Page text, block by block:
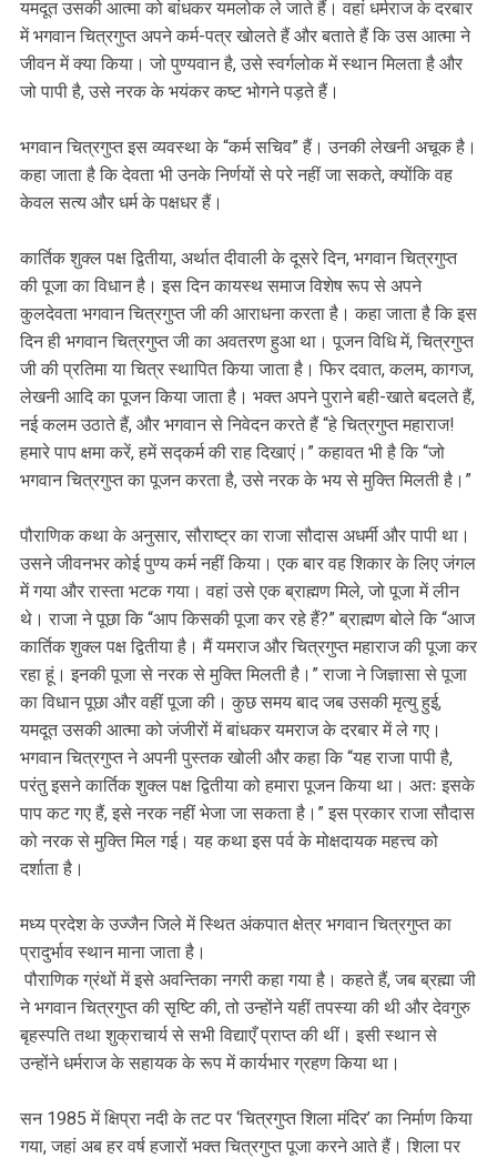
यमदूत उसकी आत्मा को बांधकर यमलोक ले जाते हैं। वहां धर्मराज के दरबार
में भगवान चित्रगुप्त अपने कर्म-पत्र खोलते हैं और बताते हैं कि उस आत्मा ने
जीवन में क्या किया। जो पुण्यवान है, उसे स्वर्गलोक में स्थान मिलता है और
जो पापी है, उसे नरक के भयंकर कष्ट भोगने पड़ते हैं।
भगवान चित्रगुप्त इस व्यवस्था के “कर्म सचिव” हैं। उनकी लेखनी अचूक है।
कहा जाता है कि देवता भी उनके निर्णयों से परे नहीं जा सकते, क्योंकि वह
केवल सत्य और धर्म के पक्षधर हैं।
कार्तिक शुक्ल पक्ष द्वितीया, अर्थात दीवाली के दूसरे दिन, भगवान चित्रगुप्त
की पूजा का विधान है। इस दिन कायस्थ समाज विशेष रूप से अपने
कुलदेवता भगवान चित्रगुप्त जी की आराधना करता है। कहा जाता है कि इस
दिन ही भगवान चित्रगुप्त जी का अवतरण हुआ था। पूजन विधि में, चित्रगुप्त
जी की प्रतिमा या चित्र स्थापित किया जाता है। फिर दवात, कलम, कागज,
लेखनी आदि का पूजन किया जाता है। भक्त अपने पुराने बही-खाते बदलते हैं,
नई कलम उठाते हैं, और भगवान से निवेदन करते हैं “हे चित्रगुप्त महाराज!
हमारे पाप क्षमा करें, हमें सद्कर्म की राह दिखाएं।” कहावत भी है कि “जो
भगवान चित्रगुप्त का पूजन करता है, उसे नरक के भय से मुक्ति मिलती है।”
पौराणिक कथा के अनुसार, सौराष्ट्र का राजा सौदास अधर्मी और पापी था।
उसने जीवनभर कोई पुण्य कर्म नहीं किया। एक बार वह शिकार के लिए जंगल
में गया और रास्ता भटक गया। वहां उसे एक ब्राह्मण मिले, जो पूजा में लीन
थे। राजा ने पूछा कि “आप किसकी पूजा कर रहे हैं?” ब्राह्मण बोले कि “आज
कार्तिक शुक्ल पक्ष द्वितीया है। मैं यमराज और चित्रगुप्त महाराज की पूजा कर
रहा हूं। इनकी पूजा से नरक से मुक्ति मिलती है।” राजा ने जिज्ञासा से पूजा
का विधान पूछा और वहीं पूजा की। कुछ समय बाद जब उसकी मृत्यु हुई,
यमदूत उसकी आत्मा को जंजीरों में बांधकर यमराज के दरबार में ले गए।
भगवान चित्रगुप्त ने अपनी पुस्तक खोली और कहा कि “यह राजा पापी है,
परंतु इसने कार्तिक शुक्ल पक्ष द्वितीया को हमारा पूजन किया था। अतः इसके
पाप कट गए हैं, इसे नरक नहीं भेजा जा सकता है।” इस प्रकार राजा सौदास
को नरक से मुक्ति मिल गई। यह कथा इस पर्व के मोक्षदायक महत्त्व को
दर्शाता है।
मध्य प्रदेश के उज्जैन जिले में स्थित अंकपात क्षेत्र भगवान चित्रगुप्त का
प्रादुर्भाव स्थान माना जाता है।
पौराणिक ग्रंथों में इसे अवन्तिका नगरी कहा गया है। कहते हैं, जब ब्रह्मा जी
ने भगवान चित्रगुप्त की सृष्टि की, तो उन्होंने यहीं तपस्या की थी और देवगुरु
बृहस्पति तथा शुक्राचार्य से सभी विद्याएँ प्राप्त की थीं। इसी स्थान से
उन्होंने धर्मराज के सहायक के रूप में कार्यभार ग्रहण किया था।
सन 1985 में क्षिप्रा नदी के तट पर ‘चित्रगुप्त शिला मंदिर’ का निर्माण किया
गया, जहां अब हर वर्ष हजारों भक्त चित्रगुप्त पूजा करने आते हैं। शिला पर